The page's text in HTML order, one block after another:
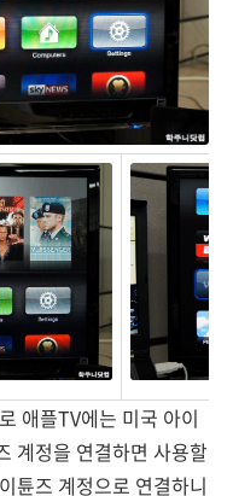
애플TV에는 미국 아이
계정을 연결하면 사용할
튠즈 계정으로 연결하니